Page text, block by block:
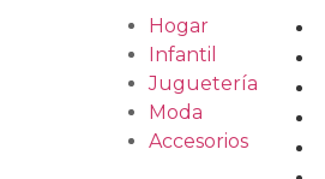
Hogar
Infantil
Juguetería
Moda
Accesorios